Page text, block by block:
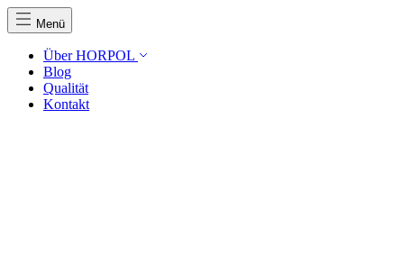
Menü
Über HORPOL
Blog
Qualität
Kontakt